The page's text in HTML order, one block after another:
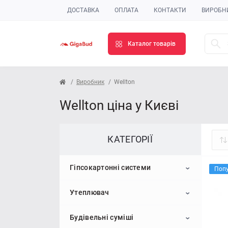
ДОСТАВКА ОПЛАТА КОНТАКТИ
Каталог товарів
Виробник Wellton
Wellton ціна у Києві
КАТЕГОРІЇ
Гіпсокартонні системи
Гіпсокартон
Стельовий гіпсокартон
Профіль для гіпсокартону
Утеплювач
Пінопласт
Будівельні суміші